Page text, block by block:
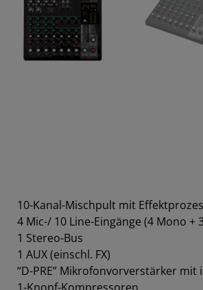
10-Kanal-Mischpult mit
4 Mic-/ 10 Line-Eingänge (4 Mono +
1 Stereo-Bus
1 AUX (einschl. FX)
“D-PRE” Mikrofonvorverstärker